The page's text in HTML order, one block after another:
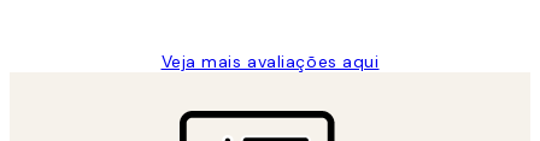
Veja mais avaliações aqui